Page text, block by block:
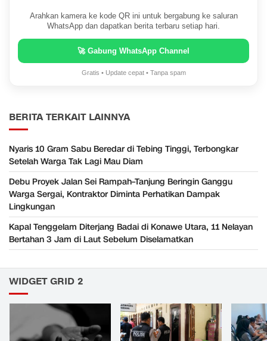
Arahkan kamera ke kode QR ini untuk bergabung ke saluran
WhatsApp dan dapatkan berita terbaru setiap hari.
🚀 Gabung WhatsApp Channel
Gratis • Update cepat • Tanpa spam
BERITA TERKAIT LAINNYA
Nyaris 10 Gram Sabu Beredar di Tebing Tinggi, Terbongkar
Setelah Warga Tak Lagi Mau Diam
Debu Proyek Jalan Sei Rampah–Tanjung Beringin Ganggu
Warga Sergai, Kontraktor Diminta Perhatikan Dampak
Lingkungan
Kapal Tenggelam Diterjang Badai di Konawe Utara, 11 Nelayan
Bertahan 3 Jam di Laut Sebelum Diselamatkan
WIDGET GRID 2